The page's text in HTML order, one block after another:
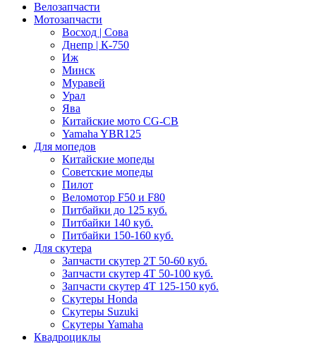
Велозапчасти
Мотозапчасти
Восход | Сова
Днепр | К-750
Иж
Минск
Муравей
Урал
Ява
Китайские мото CG-CB
Yamaha YBR125
Для мопедов
Китайские мопеды
Советские мопеды
Пилот
Веломотор F50 и F80
Питбайки до 125 куб.
Питбайки 140 куб.
Питбайки 150-160 куб.
Для скутера
Запчасти скутер 2Т 50-60 куб.
Запчасти скутер 4Т 50-100 куб.
Запчасти скутер 4Т 125-150 куб.
Скутеры Honda
Скутеры Suzuki
Скутеры Yamaha
Квадроциклы